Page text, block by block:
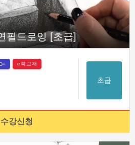
필드로잉 [초급]
e북교재
초급
수강신청